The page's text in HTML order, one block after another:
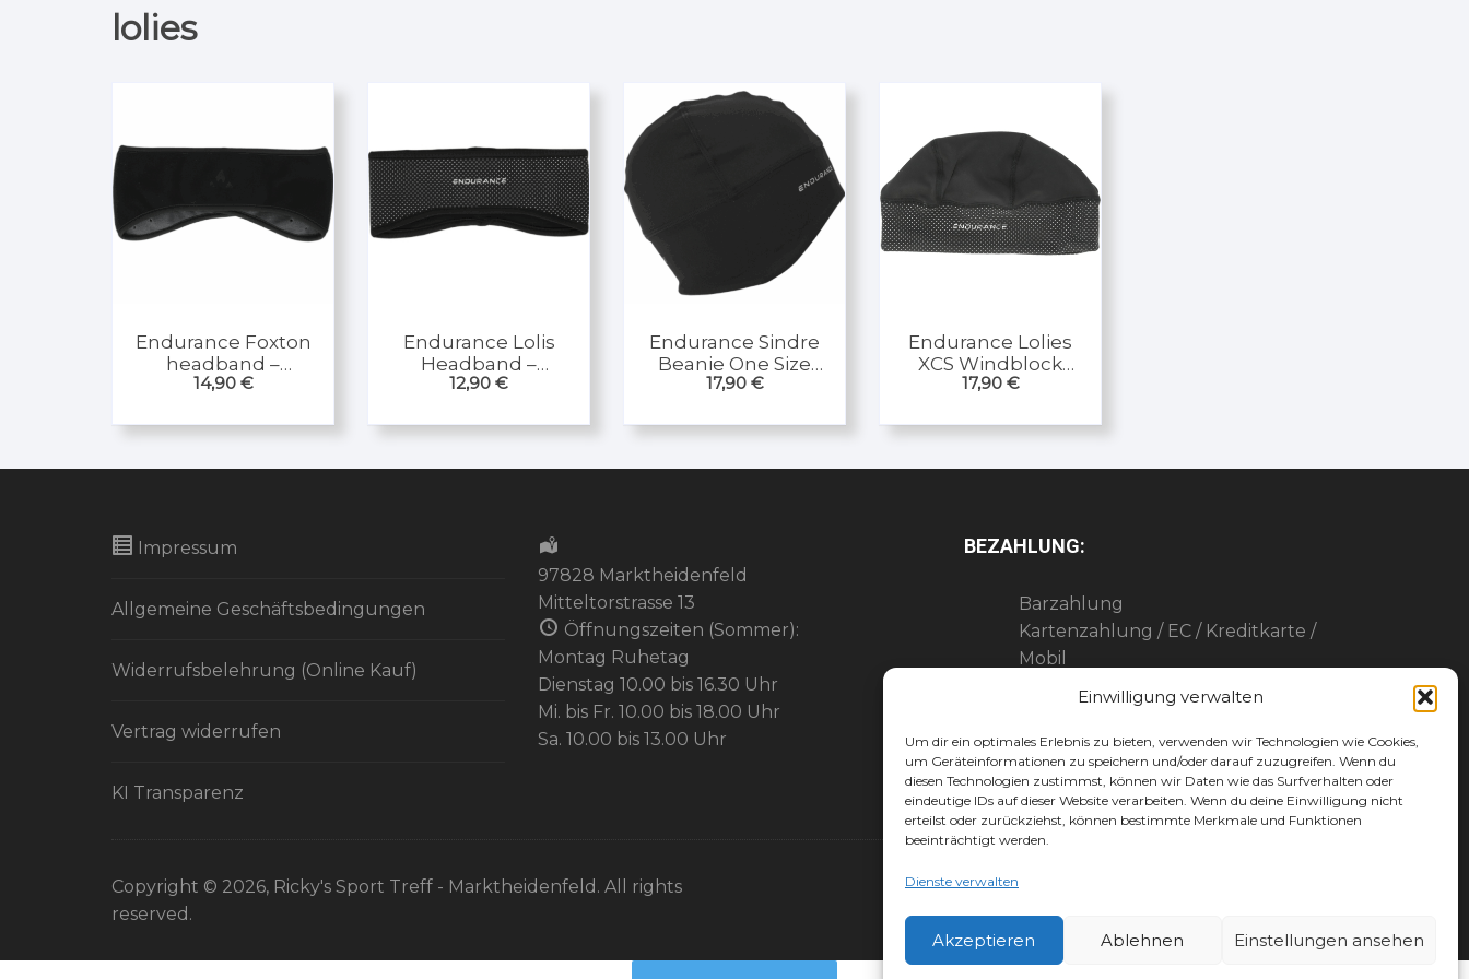
Einwilligung verwalten
Um dir ein optimales Erlebnis zu bieten, verwenden wir Technologien wie Cookies,
um Geräteinformationen zu speichern und/oder darauf zuzugreifen. Wenn du
diesen Technologien zustimmst, können wir Daten wie das Surfverhalten oder
eindeutige IDs auf dieser Website verarbeiten. Wenn du deine Einwilligung nicht
erteilst oder zurückziehst, können bestimmte Merkmale und Funktionen
beeinträchtigt werden.
Dienste verwalten
Akzeptieren Ablehnen Einstellungen ansehen
lolies
Endurance Foxton
headband –
Stirnband Fleece
Klettverschluß
14,90 €
Endurance Lolis
Headband –
Stirnband
12,90 €
Endurance Sindre
Beanie One Size
unter Radhelm
17,90 €
Endurance Lolies
XCS Windblock
Beanie S/M & L/XL
17,90 €
Impressum
Allgemeine Geschäftsbedingungen
Widerrufsbelehrung (Online Kauf)
Vertrag widerrufen
KI Transparenz
97828 Marktheidenfeld
Mitteltorstrasse 13
Öffnungszeiten (Sommer):
Montag Ruhetag
Dienstag 10.00 bis 16.30 Uhr
Mi. bis Fr. 10.00 bis 18.00 Uhr
Sa. 10.00 bis 13.00 Uhr
BEZAHLUNG:
Barzahlung
Kartenzahlung / EC / Kreditkarte /
Mobil
Maingutschein
Werbegemeinschaft-Gutschein
Copyright © 2026, Ricky's Sport Treff - Marktheidenfeld. All rights
reserved.